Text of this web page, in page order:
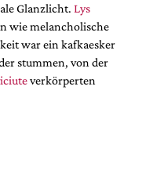
Glanzlicht. Lys
wie melancholische
war ein kafkaesker
stummen, von der
verkörperten